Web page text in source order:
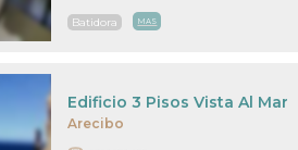
Batidora MAS
Arecibo
Edificio 3 Pisos Vista Al Mar